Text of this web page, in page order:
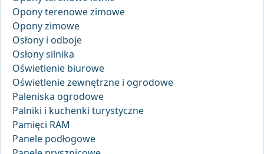
Opony terenowe zimowe
Opony zimowe
Osłony i odboje
Osłony silnika
Oświetlenie biurowe
Oświetlenie zewnętrzne i ogrodowe
Paleniska ogrodowe
Palniki i kuchenki turystyczne
Pamięci RAM
Panele podłogowe